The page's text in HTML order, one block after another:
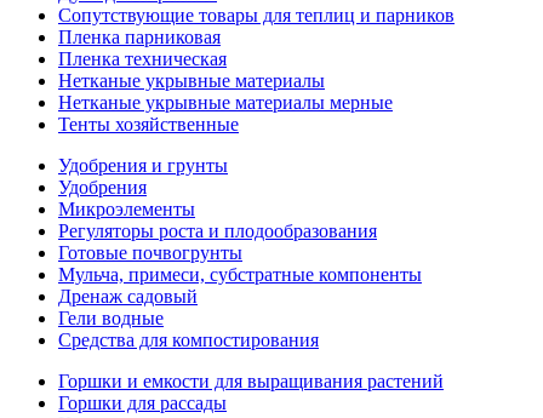
Сопутствующие товары для теплиц и парников
Пленка парниковая
Пленка техническая
Нетканые укрывные материалы
Нетканые укрывные материалы мерные
Тенты хозяйственные
Удобрения и грунты
Удобрения
Микроэлементы
Регуляторы роста и плодообразования
Готовые почвогрунты
Мульча, примеси, субстратные компоненты
Дренаж садовый
Гели водные
Средства для компостирования
Горшки и емкости для выращивания растений
Горшки для рассады